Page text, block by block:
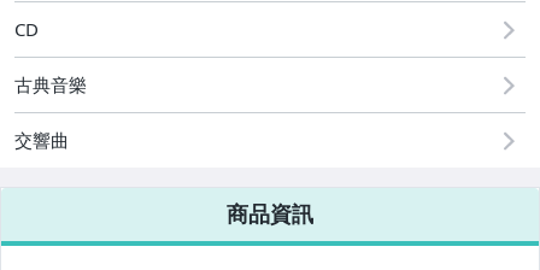
CD
古典音樂
交響曲
商品資訊